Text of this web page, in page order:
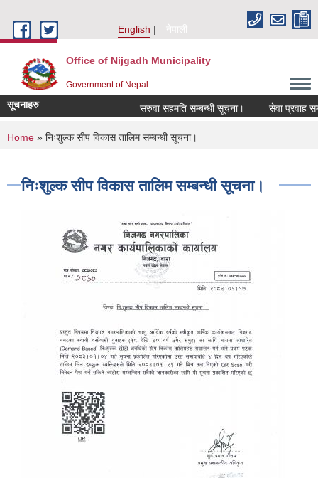
English
नेपाली
Office of Nijgadh Municipality
Government of Nepal
सूचनाहरु सरुवा सहमति सम्बन्धी सूचना। सेवा प्रवाह
You are here
Home » निःशुल्क सीप विकास तालिम सम्बन्धी सूचना।
निःशुल्क सीप विकास तालिम सम्बन्धी सूचना।